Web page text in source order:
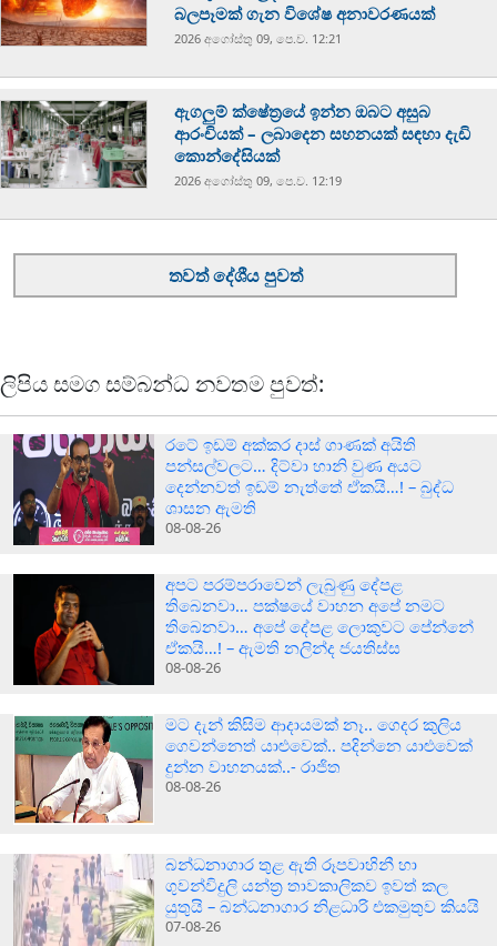
බලපෑමක් ගැන විශේෂ අනාවරණයක්
2026 අගෝස්‍තු 09, පෙ.ව. 12:21
ඇගලුම් ක්ෂේත්‍රයේ ඉන්න ඔබට අසුබ
ආරංචියක් – ලබාදෙන සහනයක් සඳහා දැඩි
කොන්දේසියක්
2026 අගෝස්‍තු 09, පෙ.ව. 12:19
තවත් දේශීය පුවත්
ලිපිය සමග සම්බන්ධ නවතම පුවත්:
රටේ ඉඩම් අක්කර දාස් ගාණක් අයිති
පන්සල්වලට… දිට්වා හානි වුණ අයට
දෙන්නවත් ඉඩම් නැත්තේ ඒකයි…! – බුද්ධ
ශාසන ඇමති
08-08-26
අපට පරම්පරාවෙන් ලැබුණු දේපළ
තිබෙනවා… පක්ෂයේ වාහන අපේ නමට
තිබෙනවා… අපේ දේපළ ලොකුවට පේන්නේ
ඒකයි…! – ඇමති නලින්ද ජයතිස්ස
08-08-26
මට දැන් කිසිම ආදායමක් නෑ.. ගෙදර කුලිය
ගෙවන්නෙත් යාළුවෙක්.. පදින්නෙ යාළුවෙක්
දුන්න වාහනයක්..- රාජිත
08-08-26
බන්ධනාගාර තුළ ඇති රූපවාහිනී හා
ගුවන්විදුලි යන්ත්‍ර තාවකාලිකව ඉවත් කල
යුතුයි – බන්ධනාගාර නිළධාරි එකමුතුව කියයි
07-08-26